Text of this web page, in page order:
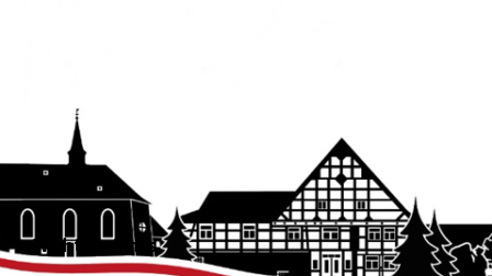
Wichtige Links